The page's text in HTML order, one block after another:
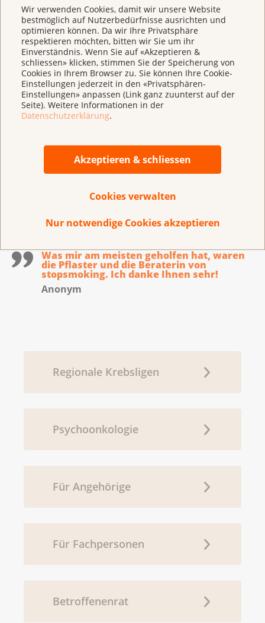
Wir verwenden Cookies, damit wir unsere Website
bestmöglich auf Nutzerbedürfnisse ausrichten und
optimieren können. Da wir Ihre Privatsphäre
respektieren möchten, bitten wir Sie um ihr
Einverständnis. Wenn Sie auf «Akzeptieren &
schliessen» klicken, stimmen Sie der Speicherung von
Cookies in Ihrem Browser zu. Sie können Ihre Cookie-
Einstellungen jederzeit in den «Privatsphären-
Einstellungen» anpassen (Link ganz zuunterst auf der
Seite). Weitere Informationen in der
Datenschutzerklärung.
Akzeptieren & schliessen
Cookies verwalten
Nur notwendige Cookies akzeptieren
Für ein rauchfreies Leben:
Beratungsangebot stopsmoking
sich vom Beratungsangebot stopsmoking
Was mir am meisten geholfen hat, waren
die Pflaster und die Beraterin von
stopsmoking. Ich danke Ihnen sehr!
Anonym
Regionale Krebsligen
Psychoonkologie
Für Angehörige
Für Fachpersonen
Betroffenenrat